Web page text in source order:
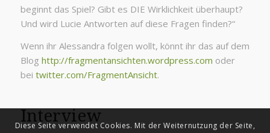
beginnt das Spiel? Gibt es DIE Wirklichkeit überhaupt?
Und wird Lucie Antworten auf diese Fragen finden?“
Wenn ihr Alessandra folgen wollt, könnt ihr das auf dem
Blog http://fragmentansichten.wordpress.com oder
bei twitter.com/FragmentAnsicht.
Interview
Diese Seite verwendet Cookies. Mit der Weiternutzung der Seite,